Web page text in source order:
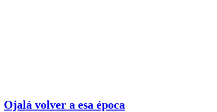
Ojalá volver a esa época